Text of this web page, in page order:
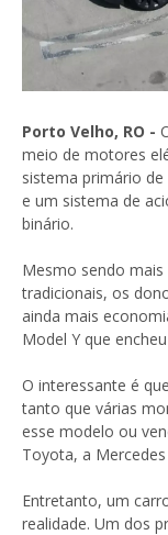
Porto Velho, RO -
meio de motores
sistema primário
e um sistema de
binário.
Mesmo sendo
tradicionais, os
ainda mais
Model Y que
O interessante é
tanto que várias
esse modelo ou
Toyota, a
Entretanto, um
realidade. Um dos